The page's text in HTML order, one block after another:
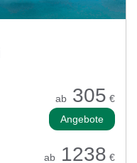
ab 305 €
Angebote
ab 1238 €